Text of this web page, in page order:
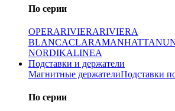
По серии
OPERARIVIERARIVIERA
BLANCACLARAMANHATTAN
NORDIKALINEA
Подставки и держатели
Магнитные держателиПодставки
По серии